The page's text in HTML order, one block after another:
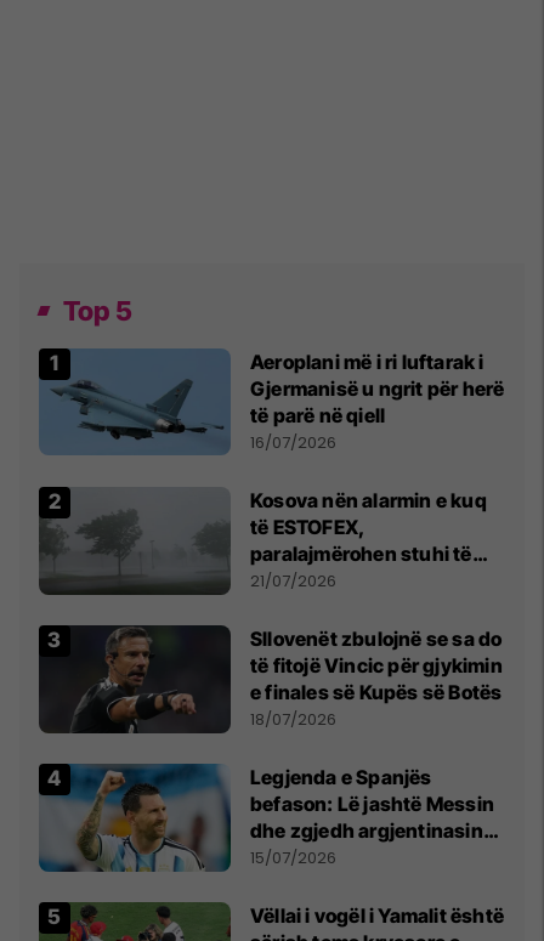
Top 5
Aeroplani më i ri luftarak i
Gjermanisë u ngrit për herë
të parë në qiell
16/07/2026
Kosova nën alarmin e kuq
të ESTOFEX,
paralajmërohen stuhi të
fuqishme me breshër dhe
21/07/2026
Sllovenët zbulojnë se sa do
të fitojë Vincic për gjykimin
e finales së Kupës së Botës
18/07/2026
Legjenda e Spanjës
befason: Lë jashtë Messin
dhe zgjedh argjentinasin
më të mirë në botë
15/07/2026
Vëllai i vogël i Yamalit është